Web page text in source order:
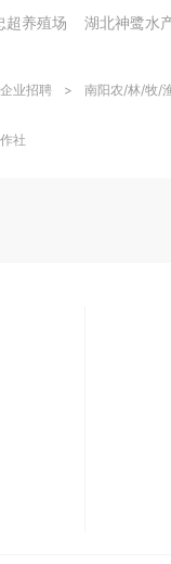
超养殖场 湖北神鹭水
业招聘 > 南阳农/林/牧/
社